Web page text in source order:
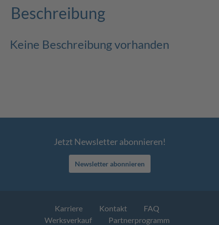
Beschreibung
Keine Beschreibung vorhanden
Jetzt Newsletter abonnieren!
Newsletter abonnieren
Karriere Kontakt
FAQ
Werksverkauf
Partnerprogramm